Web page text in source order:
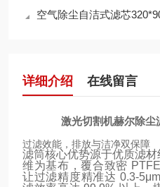
空气除尘自洁式滤芯
详细介绍 在线留言
激光切割机赫尔除尘
过滤效能，排放与洁净双保障
滤筒核心优势源于优质滤
维为基布，覆合致密
让过滤精度精准达 0.3-